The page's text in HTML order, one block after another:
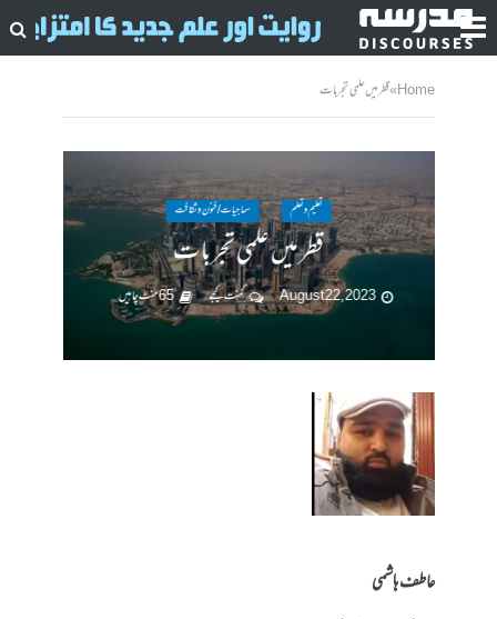
Home
»قطر میں علمی تجربات
تعلیم و تعلم سماجیات / فنون وثقافت
قطر میں علمی تجربات
August 22, 2023 کمنت کیجے 65 منٹ چاہیں
عاطف ہاشمی